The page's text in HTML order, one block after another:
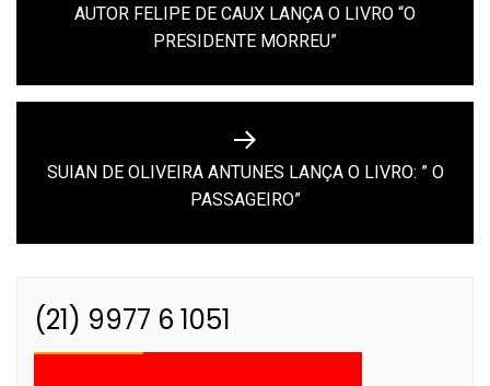
Previous
post:
AUTOR FELIPE DE CAUX LANÇA O LIVRO “O
PRESIDENTE MORREU”
Next
post:
SUIAN DE OLIVEIRA ANTUNES LANÇA O LIVRO: ” O
PASSAGEIRO”
(21) 9977 6 1051